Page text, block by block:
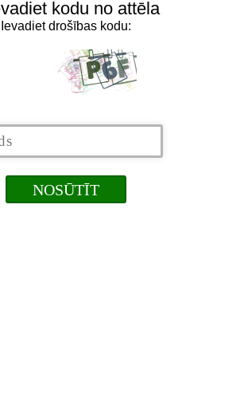
kodu no attēla
Ievadiet drošības kodu: